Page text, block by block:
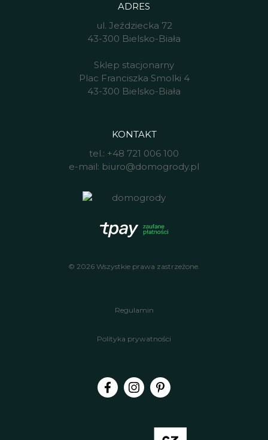
ADRES
ul. Jeździecka 72
43-300 Bielsko-Biała
Sklep stacjonarny
Plac Franciszka Smolki 4
43-300 Bielsko-Biała
KONTAKT
tel.: +48 721 006 100
e-mail: biuro@domogrody.pl
© 2026 Wszystkie prawa zastrzeżone.
Regulamin
Polityka prywatności